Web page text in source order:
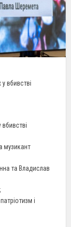
вбивстві
музикант
та Владислав
і